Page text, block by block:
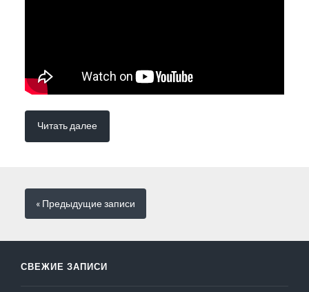
Читать далее
« Предыдущиезаписи
СВЕЖИЕ ЗАПИСИ